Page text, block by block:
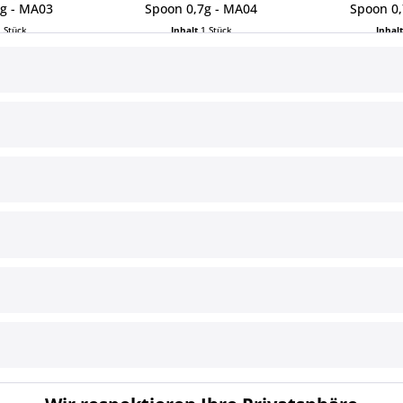
- MA03
Stück
Spoon 0,7g - MA04
Inhalt1 Stück
Spoon